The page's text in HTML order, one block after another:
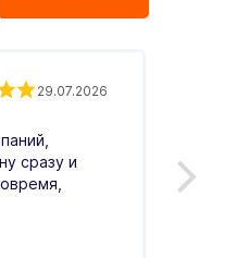
29.07.2026
сразу и